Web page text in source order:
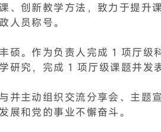
、创新教学方法，致力于提升
人员称号。​
硕。作为负责人完成 1 项厅
研究，完成 1 项厅级课题并发
并主动组织交流分享会、主题
展和党的事业不懈奋斗。